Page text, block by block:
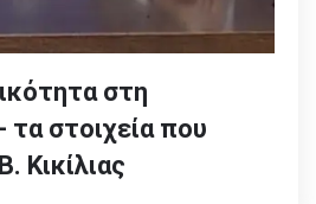
στη
τα στοιχεία που
Κικίλιας